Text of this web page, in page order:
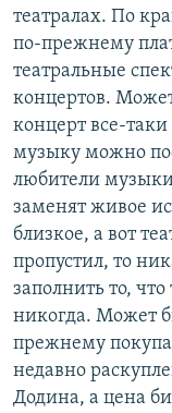
театралах. По
по-прежнему
театральные
концертов.
концерт все-
музыку можно
любители
заменят живое
близкое, а вот
пропустил, то
заполнить то,
никогда. Может
прежнему
недавно
Додина, а цена